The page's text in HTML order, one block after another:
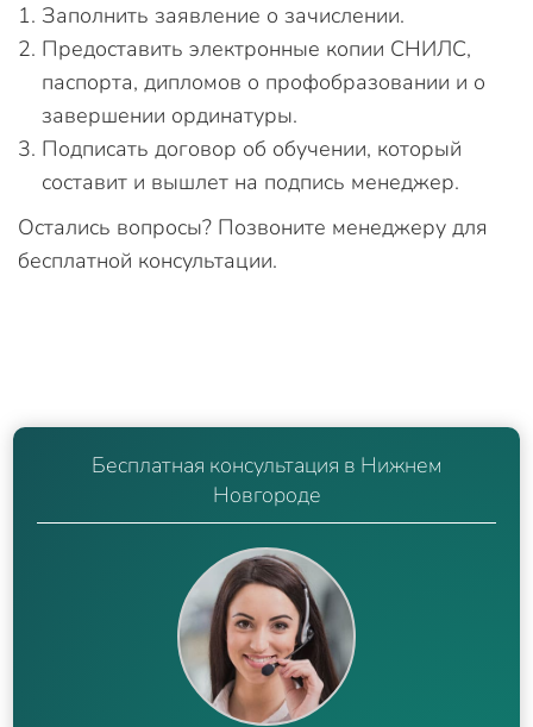
Заполнить заявление о зачислении.
Предоставить электронные копии СНИЛС,
паспорта, дипломов о профобразовании и о
завершении ординатуры.
Подписать договор об обучении, который
составит и вышлет на подпись менеджер.
Остались вопросы? Позвоните менеджеру для
бесплатной консультации.
Бесплатная консультация в Нижнем
Новгороде